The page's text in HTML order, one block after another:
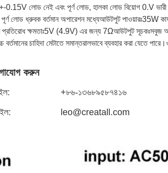
0.15V লোড নেই এবং পূর্ণ লোড, হালকা লোড বিয়োগ 0.V
লোড ধ্রুবক বর্তমান অপারেশন মধ্যেআউটপুট পাওয়ারঃ35W
প্রতিরোধ ক্ষমতাঃ5V (4.9V) এর জন্য 7Ωআউটপুট সূচকঃসবুজ
চাহিদা মেটাতে সমান্তরালভাবে ব্যবহার করা যেতে পারে।
করুন
+৮৬-১৩৬৮৯৫৮৭৪১৬
leo@creatall.com